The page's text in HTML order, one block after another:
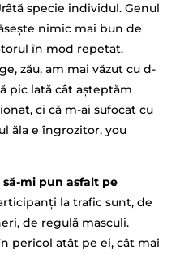
specie individul. Genul
nimic mai bun de
în mod repetat.
zău, am mai văzut cu d-
pic lată cât așteptăm
ci că m-ai sufocat cu
ăla e îngrozitor, you
mi pun asfalt pe
la trafic sunt, de
de regulă masculi.
pericol atât pe ei, cât mai